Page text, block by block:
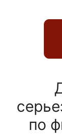
по